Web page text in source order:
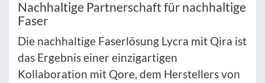
Nachhaltige Partnerschaft für nachhaltige
Faser
Die nachhaltige Faserlösung Lycra mit Qira ist
das Ergebnis einer einzigartigen
Kollaboration mit Qore, dem Herstellers von